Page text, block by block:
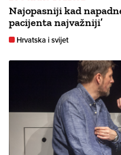
Najopasniji kad
pacijenta najvažniji’
Hrvatska i svijet